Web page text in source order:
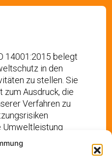
14001:2015 belegt
in den
zu stellen. Sie
zum Ausdruck, die
Verfahren zu
Umweltleistung
ISO 14001